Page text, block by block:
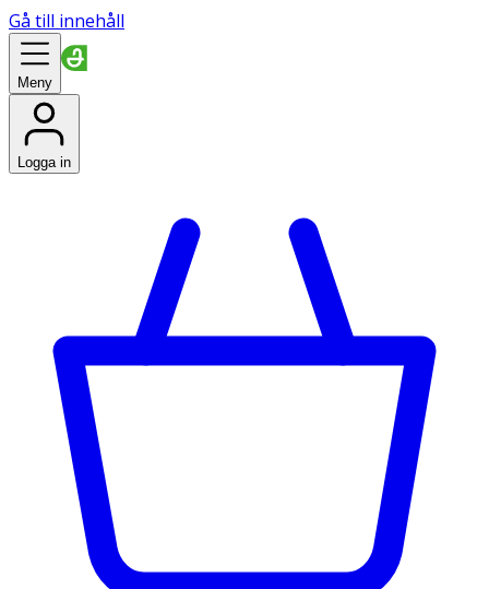
Gå till innehåll
Meny
Logga in